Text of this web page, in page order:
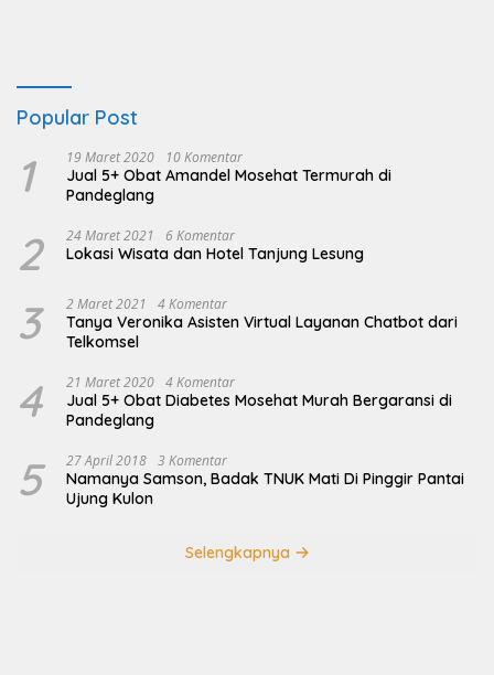
Popular Post
1 19 Maret 2020 10 Komentar
Jual 5+ Obat Amandel Mosehat Termurah di
Pandeglang
2 24 Maret 2021 6 Komentar
Lokasi Wisata dan Hotel Tanjung Lesung
3 2 Maret 2021 4 Komentar
Tanya Veronika Asisten Virtual Layanan Chatbot dari
Telkomsel
4 21 Maret 2020 4 Komentar
Jual 5+ Obat Diabetes Mosehat Murah Bergaransi di
Pandeglang
5 27 April 2018 3 Komentar
Namanya Samson, Badak TNUK Mati Di Pinggir Pantai
Ujung Kulon
Selengkapnya